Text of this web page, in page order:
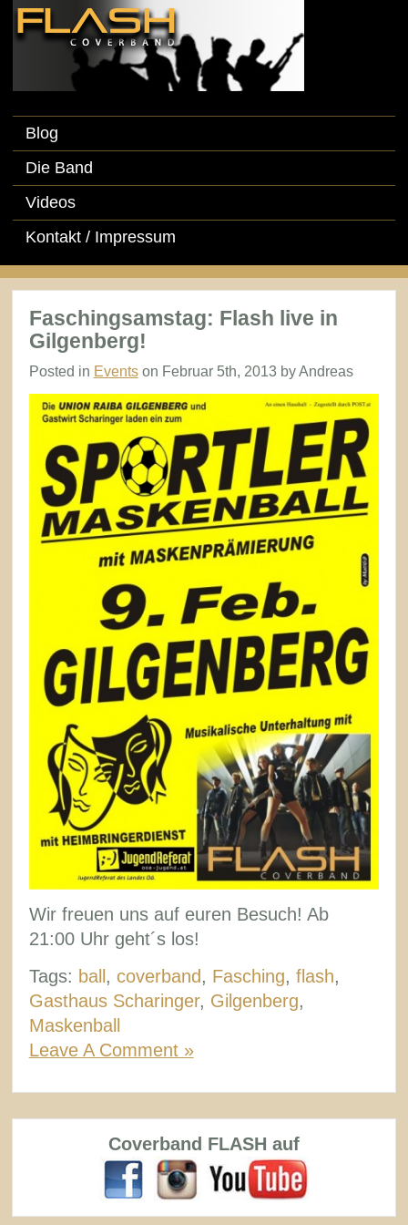
Blog
Die Band
Videos
Kontakt / Impressum
Faschingsamstag: Flash live in
Gilgenberg!
Posted in Eventson Februar 5th, 2013 by Andreas
Wir freuen uns auf euren Besuch! Ab
21:00 Uhr geht´s los!
Tags: ball , coverband , Fasching, flash,
Gasthaus Scharinger, Gilgenberg,
Maskenball
Leave A Comment »
Coverband FLASH auf